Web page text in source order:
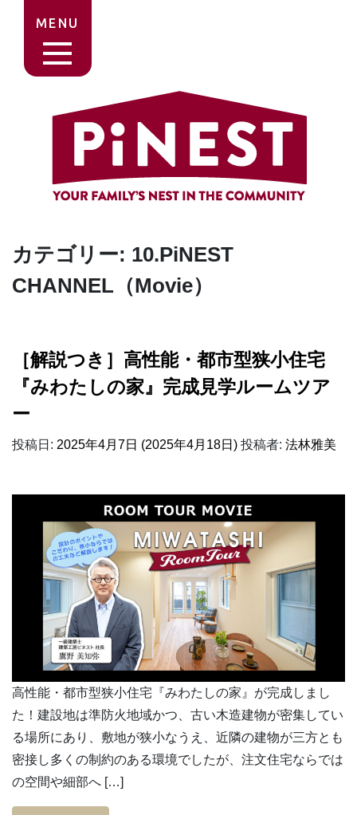
MENU
カテゴリー: 10.PiNEST
CHANNEL（Movie）
［解説つき］高性能・都市型狭小住宅
『みわたしの家』完成見学ルームツア
ー
投稿日: 2025年4月7日 (2025年4月18日) 投稿者: 法林雅美
高性能・都市型狭小住宅『みわたしの家』が完成しまし
た！建設地は準防火地域かつ、古い木造建物が密集してい
る場所にあり、敷地が狭小なうえ、近隣の建物が三方とも
密接し多くの制約のある環境でしたが、注文住宅ならでは
の空間や細部へ […]